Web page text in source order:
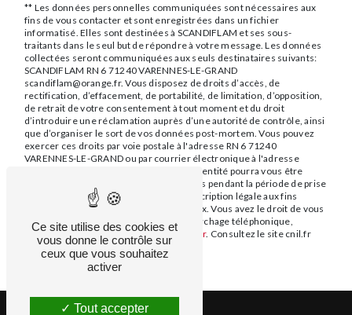
** Les données personnelles communiquées sont nécessaires aux
fins de vous contacter et sont enregistrées dans un fichier
informatisé. Elles sont destinées à SCANDIFLAM et ses sous-
traitants dans le seul but de répondre à votre message. Les données
collectées seront communiquées aux seuls destinataires suivants:
SCANDIFLAM RN 6 71240 VARENNES-LE-GRAND
scandiflam@orange.fr. Vous disposez de droits d’accès, de
rectification, d’effacement, de portabilité, de limitation, d’opposition,
de retrait de votre consentement à tout moment et du droit
d’introduire une réclamation auprès d’une autorité de contrôle, ainsi
que d’organiser le sort de vos données post-mortem. Vous pouvez
exercer ces droits par voie postale à l'adresse RN 6 71240
VARENNES-LE-GRAND ou par courrier électronique à l'adresse
scandiflam@orange.fr. Un justificatif d'identité pourra vous être
demandé. Nous conservons vos données pendant la période de prise
de contact puis pendant la durée de prescription légale aux fins
probatoires et de gestion des contentieux. Vous avez le droit de vous
inscrire sur la liste d'opposition au démarchage téléphonique,
disponible à cette adresse:Bloctel.gouv.fr. Consultez le site cnil.fr
pour plus d’informations sur vos droits.
Ce site utilise des cookies et
vous donne le contrôle sur
ceux que vous souhaitez
activer
Tout accepter